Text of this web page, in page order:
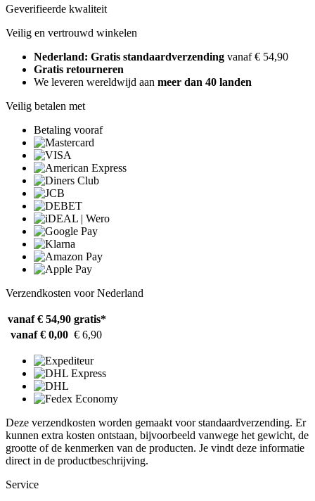
Geverifieerde kwaliteit
Veilig en vertrouwd winkelen
Nederland: Gratis standaardverzending vanaf € 54,90
Gratis retourneren
We leveren wereldwijd aan meer dan 40 landen
Veilig betalen met
Betaling vooraf
Verzendkosten voor Nederland
vanaf € 54,90 gratis*
vanaf € 0,00 € 6,90
Deze verzendkosten worden gemaakt voor standaardverzending. Er
kunnen extra kosten ontstaan, bijvoorbeeld vanwege het gewicht, de
grootte of de kenmerken van de producten. Je vindt deze informatie
direct in de productbeschrijving.
Service